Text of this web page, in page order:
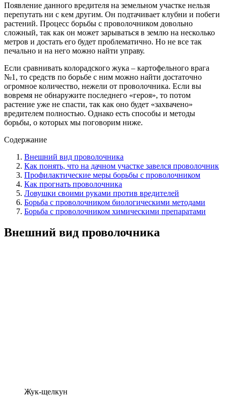
Появление данного вредителя на земельном участке нельзя
перепутать ни с кем другим. Он подтачивает клубни и побеги
растений. Процесс борьбы с проволочником довольно
сложный, так как он может зарываться в землю на несколько
метров и достать его будет проблематично. Но не все так
печально и на него можно найти управу.
Если сравнивать колорадского жука – картофельного врага
№1, то средств по борьбе с ним можно найти достаточно
огромное количество, нежели от проволочника. Если вы
вовремя не обнаружите последнего «героя», то потом
растение уже не спасти, так как оно будет «захвачено»
вредителем полностью. Однако есть способы и методы
борьбы, о которых мы поговорим ниже.
Содержание
Внешний вид проволочника
Как понять, что на дачном участке завелся проволочник
Профилактические меры борьбы с проволочником
Как прогнать проволочника
Ловушки своими руками против вредителей
Борьба с проволочником биологическими методами
Борьба с проволочником химическими препаратами
Внешний вид проволочника
Жук-щелкун